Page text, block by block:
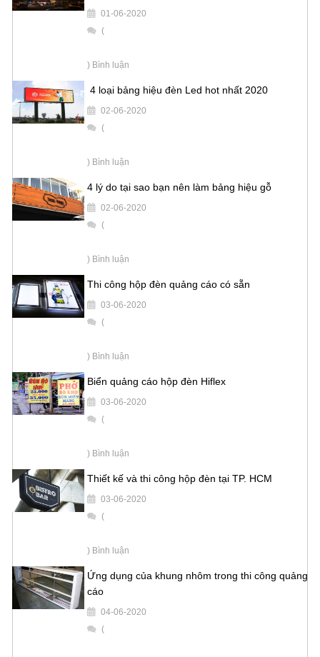
01-06-2020
(
) Bình luận
4 loại bảng hiệu đèn Led hot nhất 2020
02-06-2020
(
) Bình luận
4 lý do tại sao bạn nên làm bảng hiệu gỗ
02-06-2020
(
) Bình luận
Thi công hộp đèn quảng cáo có sẵn
03-06-2020
(
) Bình luận
Biển quảng cáo hộp đèn Hiflex
03-06-2020
(
) Bình luận
Thiết kế và thi công hộp đèn tại TP. HCM
03-06-2020
(
) Bình luận
Ứng dụng của khung nhôm trong thi công quảng
cáo
04-06-2020
(